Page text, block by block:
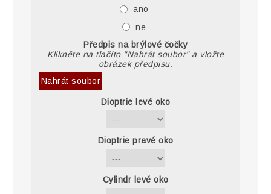
ano
ne
Předpis na brýlové čočky
Klikněte na tlačíto "Nahrát soubor" a vložte
obrázek předpisu.
Nahrát soubor
Dioptrie levé oko
Dioptrie pravé oko
Cylindr levé oko